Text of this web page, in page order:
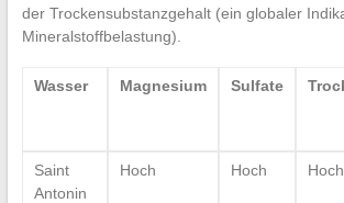
der Trockensubstanzgehalt (ein globaler
Mineralstoffbelastung).
Wasser Magnesium Sulfate
Saint
Antonin
Hoch Hoch Hoch